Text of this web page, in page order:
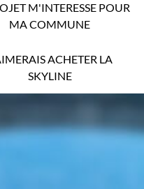
M'INTERESSE POUR
MA COMMUNE
ACHETER LA
SKYLINE